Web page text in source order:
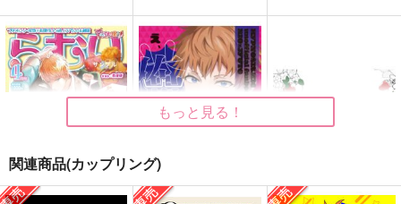
もっと見る！
関連商品(カップリング)